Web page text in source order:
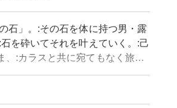
」。:その石を体に持つ男・露
を砕いてそれを叶えていく。:己
、:カラスと共に宛てもなく旅を
楠成と出会う。:彼もまた悩みを